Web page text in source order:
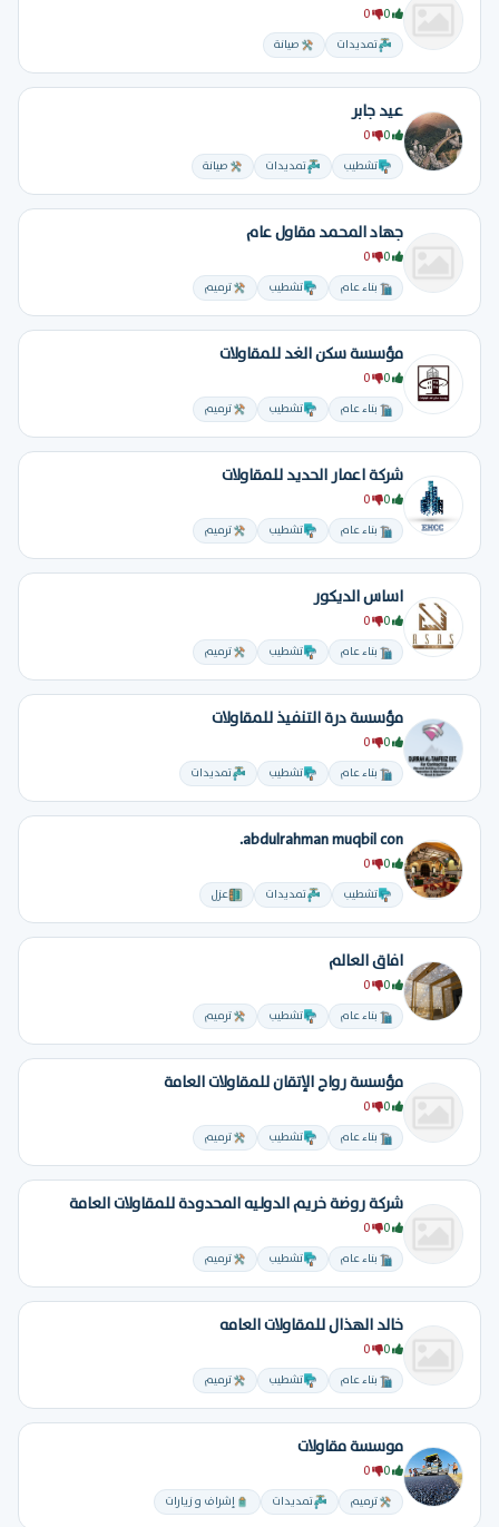
تمديدات صيانة
عيد جابر
تشطيب تمديدات صيانة
جهاد المحمد مقاول عام
بناء عام تشطيب ترميم
مؤسسة سكن الغد للمقاولات
بناء عام تشطيب ترميم
شركة اعمار الحديد للمقاولات
بناء عام تشطيب ترميم
اساس الديكور
بناء عام تشطيب ترميم
مؤسسة درة التنفيذ للمقاولات
بناء عام تشطيب تمديدات
abdulrahman muqbil con.
تشطيب تمديدات عزل
افاق العالم
بناء عام تشطيب ترميم
مؤسسة رواج الإتقان للمقاولات العامة
بناء عام تشطيب ترميم
شركة روضة خريم الدوليه المحدودة للمقاولات العامة
بناء عام تشطيب ترميم
خالد الهذال للمقاولات العامه
بناء عام تشطيب ترميم
موسسة مقاولات
ترميم تمديدات إشراف و زيارات